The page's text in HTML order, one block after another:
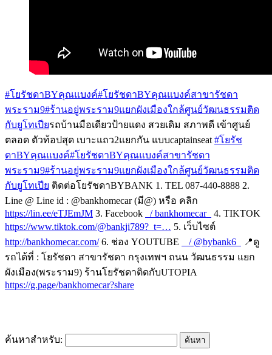
#โยรัชดาBYคุณแบงค์#โยรัชดาBYคุณแบงค์สาขารัชดา
พระราม9#ร้านอยู่พระราม9แยกผังเมืองใกล้ศูนย์วัฒนธรรมติด
กับยูโทเปียรถบ้านมือเดียวป้ายแดง สวยเดิม สภาพดี เข้าศูนย์
ตลอด ตัวท้อปสุด เบาะแถว2แยกกัน แบบcaptainseat #โยรัช
ดาBYคุณแบงค์#โยรัชดาBYคุณแบงค์สาขารัชดา
พระราม9#ร้านอยู่พระราม9แยกผังเมืองใกล้ศูนย์วัฒนธรรมติด
กับยูโทเปีย ติดต่อโยรัชดาBYBANK 1. TEL 087-440-8888 2.
Line @ Line id : @bankhomecar (มี@) หรือ คลิก
https://lin.ee/eTJEmJM 3. Facebook / bankhomecar
4. TIKTOK
https://www.tiktok.com/@bankji789?_t=… 5. เว็บไซต์
http://bankhomecar.com/6. ช่อง YOUTUBE / @bybank6
📍ดู
รถได้ที่ : โยรัชดา สาขารัชดา กรุงเทพฯ ถนน วัฒนธรรม แยก
ผังเมือง(พระราม9) ร้านโยรัชดาติดกับUTOPIA
https://g.page/bankhomecar?share
ค้นหาสำหรับ: